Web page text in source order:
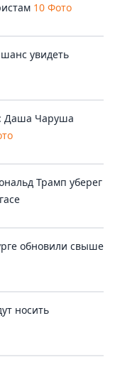
10 Фото
увидеть
Даша Чаруша
Трамп уберег
обновили свыше
носить